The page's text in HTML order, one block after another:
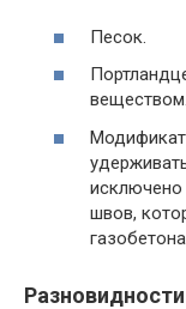
Песок.
веществом.
исключено
швов,
Разновидности